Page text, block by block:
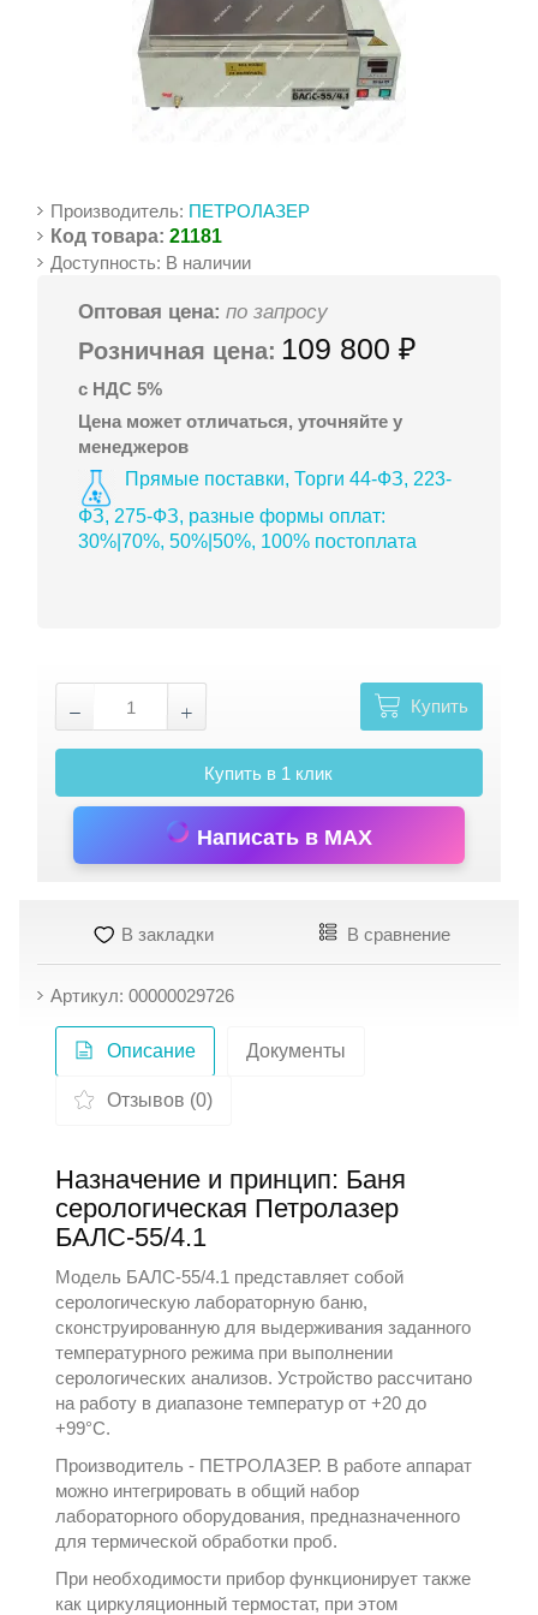
Производитель: ПЕТРОЛАЗЕР
Код товара: 21181
Доступность: В наличии
Оптовая цена: по запросу
Розничная цена: 109 800 ₽
с НДС 5%
Цена может отличаться, уточняйте у
менеджеров
Прямые поставки, Торги 44-ФЗ, 223-
ФЗ, 275-ФЗ, разные формы оплат:
30%|70%, 50%|50%, 100% постоплата
Купить
Купить в 1 клик
Написать в MAX
В закладки В сравнение
Артикул: 00000029726
Описание Документы
Отзывов (0)
Назначение и принцип: Баня
серологическая Петролазер
БАЛС-55/4.1
Модель БАЛС-55/4.1 представляет собой
серологическую лабораторную баню,
сконструированную для выдерживания заданного
температурного режима при выполнении
серологических анализов. Устройство рассчитано
на работу в диапазоне температур от +20 до
+99°С.
Производитель - ПЕТРОЛАЗЕР. В работе аппарат
можно интегрировать в общий набор
лабораторного оборудования, предназначенного
для термической обработки проб.
При необходимости прибор функционирует также
как циркуляционный термостат, при этом